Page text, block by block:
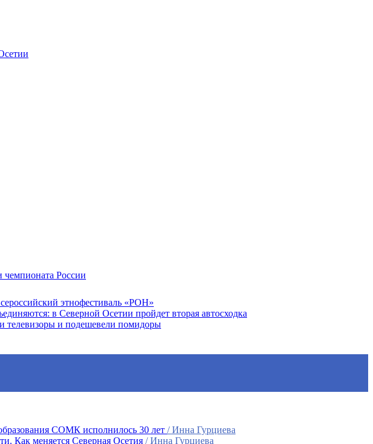
чемпионата России
этнофестиваль «РОН»
в Северной Осетии пройдет вторая автосходка
телевизоры и подешевели помидоры
СОМК исполнилось 30 лет / Инна Гурциева
Как меняется Северная Осетия / Инна Гурциева